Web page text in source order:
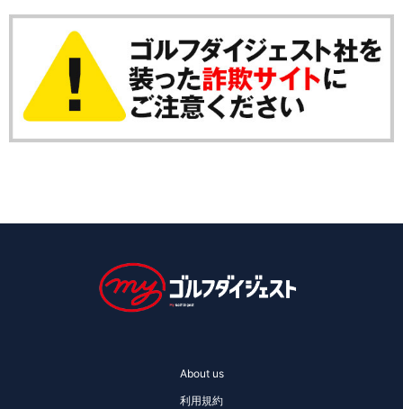
About us
利用規約